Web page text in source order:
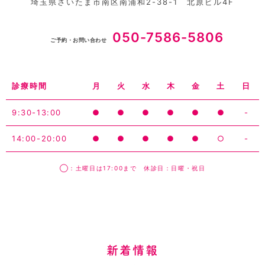
埼玉県さいたま市南区南浦和2-38-1 北原ビル4F
ご予約・お問い合わせ 050-7586-5806
診療時間 月 火 水 木 金 土 日
9:30-13:00 ● ● ● ● ● ● -
14:00-20:00 ● ● ● ● ● ○ -
◯：土曜日は17:00まで 休診日：日曜・祝日
新着情報